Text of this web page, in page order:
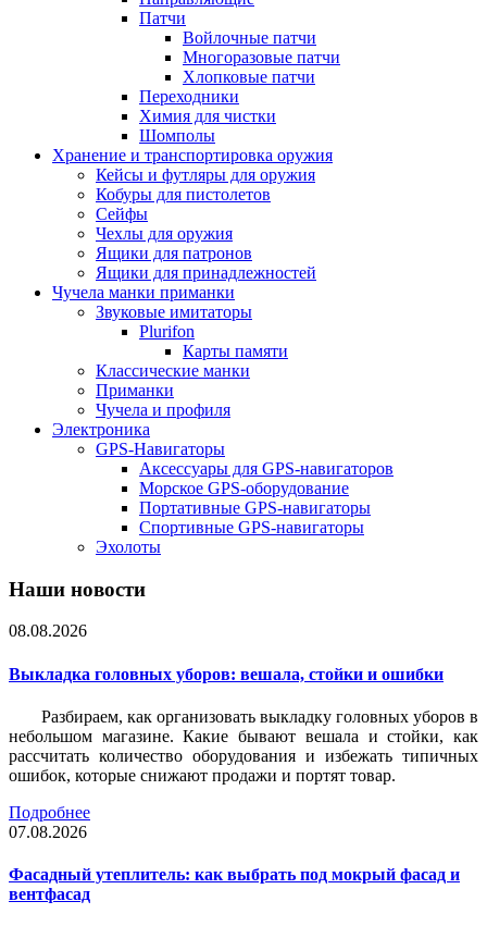
Патчи
Войлочные патчи
Многоразовые патчи
Хлопковые патчи
Переходники
Химия для чистки
Шомполы
Хранение и транспортировка оружия
Кейсы и футляры для оружия
Кобуры для пистолетов
Сейфы
Чехлы для оружия
Ящики для патронов
Ящики для принадлежностей
Чучела манки приманки
Звуковые имитаторы
Plurifon
Карты памяти
Классические манки
Приманки
Чучела и профиля
Электроника
GPS-Навигаторы
Аксессуары для GPS-навигаторов
Морское GPS-оборудование
Портативные GPS-навигаторы
Спортивные GPS-навигаторы
Эхолоты
Наши новости
08.08.2026
Выкладка головных уборов: вешала, стойки и ошибки
Разбираем, как организовать выкладку головных уборов в
небольшом магазине. Какие бывают вешала и стойки, как
рассчитать количество оборудования и избежать типичных
ошибок, которые снижают продажи и портят товар.
Подробнее
07.08.2026
Фасадный утеплитель: как выбрать под мокрый фасад и
вентфасад